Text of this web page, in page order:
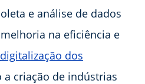
e análise de dados
na eficiência e
digitalização dos
criação de indústrias